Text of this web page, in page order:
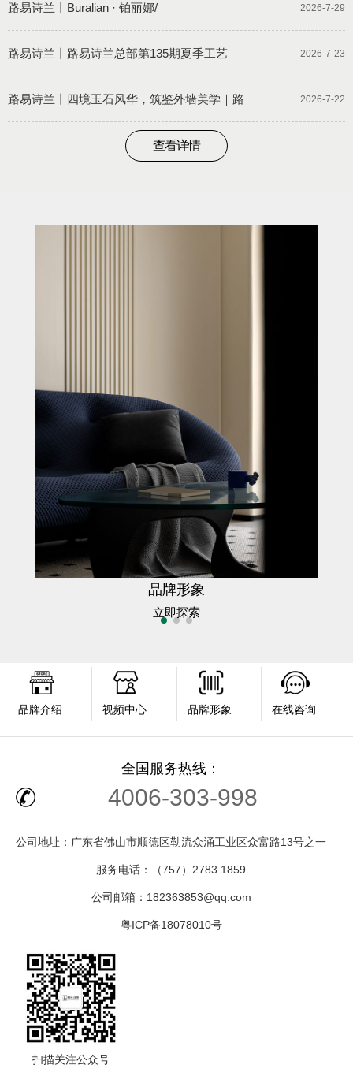
2026-7-29
路易诗兰丨Buralian · 铂丽娜/
2026-7-23
路易诗兰丨路易诗兰总部第135期夏季工艺
2026-7-22
路易诗兰丨四境玉石风华，筑鉴外墙美学｜路
查看详情
品牌形象
立即探索
品牌介绍 视频中心 品牌形象 在线咨询
全国服务热线：
4006-303-998
公司地址：广东省佛山市顺德区勒流众涌工业区众富路13号之一
服务电话：（757）2783 1859
公司邮箱：182363853@qq.com
粤ICP备18078010号
扫描关注公众号